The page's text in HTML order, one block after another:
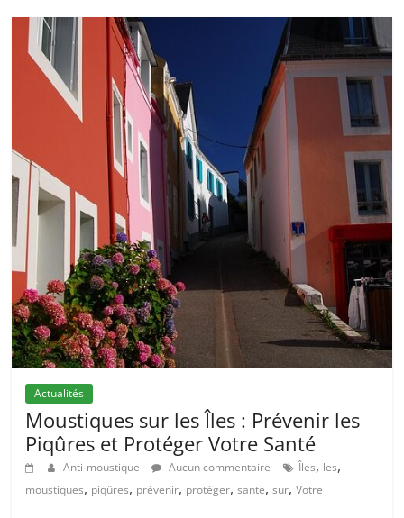
Actualités
Moustiques sur les Îles : Prévenir les
Piqûres et Protéger Votre Santé
Anti-moustique Aucun commentaire Îles, les,
moustiques, piqûres, prévenir, protéger,santé,sur,Votre